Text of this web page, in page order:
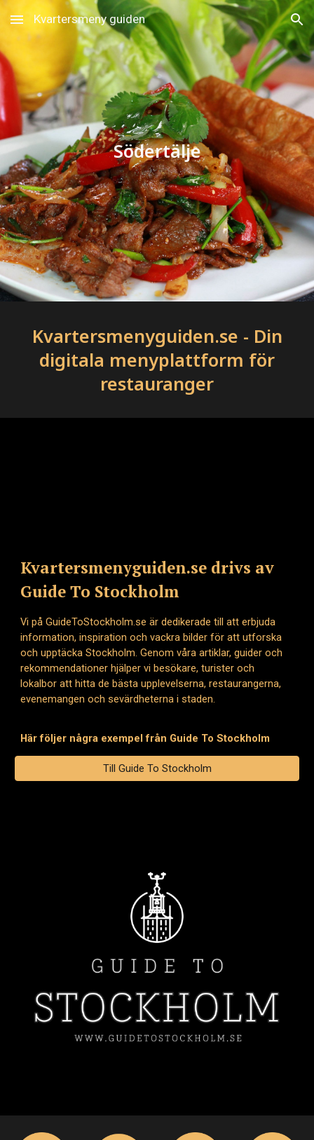
Skip to main content Skip to navigation
Kvartersmeny guiden
Södertälje
Kvartersmenyguiden.se - Din
digitala menyplattform för
restauranger
Kvartersmenyguiden.se drivs av
Guide To Stockholm
Vi på GuideToStockholm.se är dedikerade till att erbjuda
information, inspiration och vackra bilder för att utforska
och upptäcka Stockholm. Genom våra artiklar, guider och
rekommendationer hjälper vi besökare, turister och
lokalbor att hitta de bästa upplevelserna, restaurangerna,
evenemangen och sevärdheterna i staden.
Här följer några exempel från Guide To Stockholm
Till Guide To Stockholm